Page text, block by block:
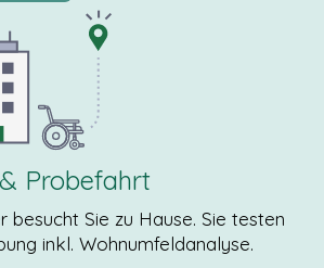
Probefahrt
besucht Sie zu Hause. Sie testen
inkl. Wohnumfeldanalyse.